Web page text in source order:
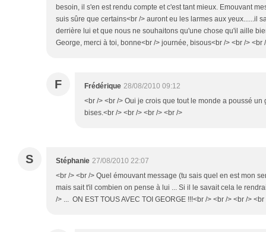
besoin, il s'en est rendu compte et c'est tant mieux. Emouvant
suis sûre que certains<br /> auront eu les larmes aux yeux......il
derrière lui et que nous ne souhaitons qu'une chose qu'il aille
George, merci à toi, bonne<br /> journée, bisous<br /> <br /> <br
F Frédérique 28/08/2010 09:12
<br /> <br /> Oui je crois que tout le monde a poussé
bises.<br /> <br /> <br /> <br />
S Stéphanie 27/08/2010 22:07
<br /> <br /> Quel émouvant message (tu sais quel en est mon
mais sait t'il combien on pense à lui ... Si il le savait cela le
/> ... ON EST TOUS AVEC TOI GEORGE !!!<br /> <br /> <br /> <br